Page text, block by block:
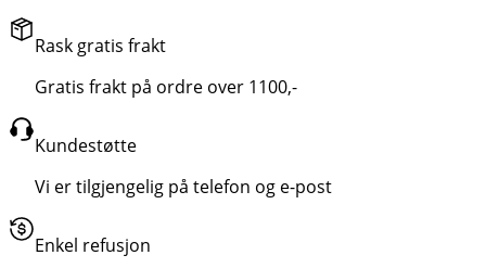
Rask gratis frakt
Gratis frakt på ordre over 1100,-
Kundestøtte
Vi er tilgjengelig på telefon og e-post
Enkel refusjon